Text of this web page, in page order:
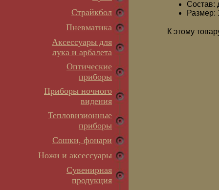
Страйкбол
Пневматика
Аксессуары для
лука и арбалета
Оптические
приборы
Приборы ночного
видения
Тепловизионные
приборы
Сошки, фонари
Ножи и аксессуары
Сувенирная
продукция
Состав:
Размер:
К этому